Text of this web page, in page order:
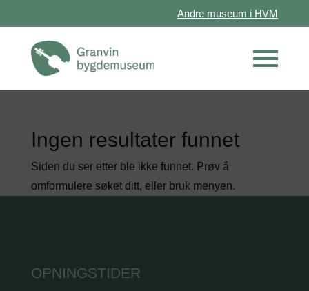
Andre museum i HVM
Ingen resultater funnet
Siden du ser etter ble ikke funnet. Prøv å
omformulere søket ditt, eller bruk menyen.
OPNINGSTIDER